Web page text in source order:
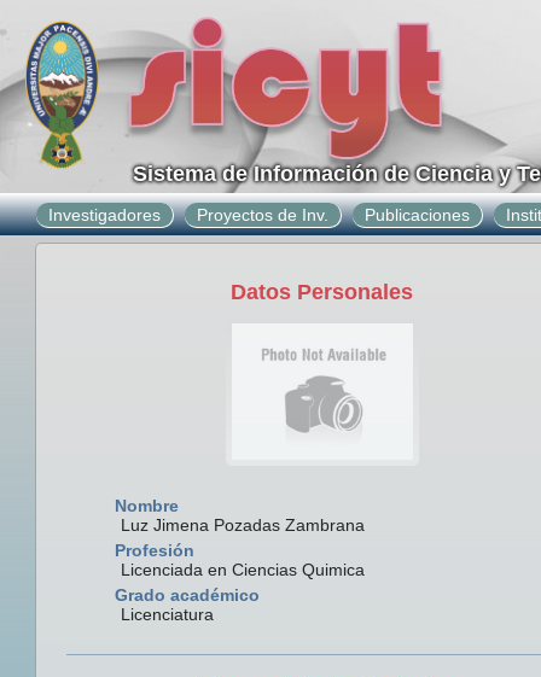
Sistema de Información de Ciencia y
Investigadores Proyectos de Inv. Publicaciones
Datos Personales
Nombre
Luz Jimena Pozadas Zambrana
Profesión
Licenciada en Ciencias Quimica
Grado académico
Licenciatura